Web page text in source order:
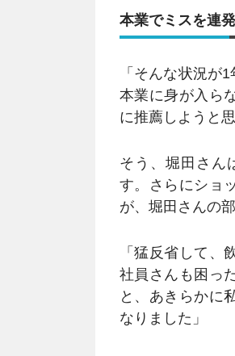
本業でミスを連
「そんな状況が
本業に身が入ら
に推薦しようと
そう、堀田さん
す。さらにショ
が、堀田さんの
「猛反省して
社員さんも困っ
と、あきらかに
なりました」